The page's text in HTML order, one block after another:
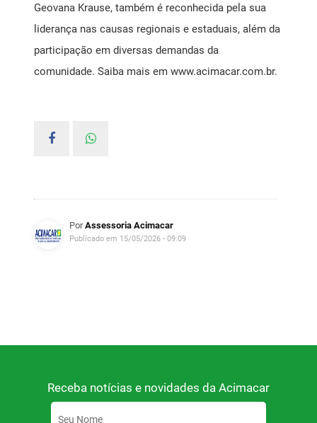
Geovana Krause, também é reconhecida pela sua
liderança nas causas regionais e estaduais, além da
participação em diversas demandas da
comunidade. Saiba mais emwww.acimacar.com.br.
PorAssessoria Acimacar
Publicado em 15/05/2026 - 09:09
Receba notícias e novidades da Acimacar